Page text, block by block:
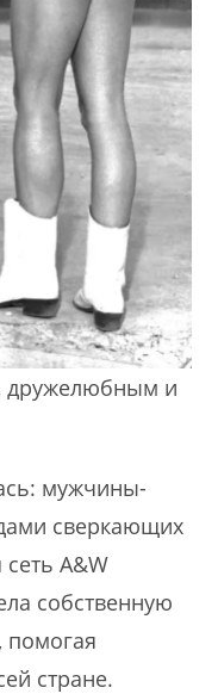
дружелюбным и
мужчины-
сверкающих
A&W
собственную
помогая
стране.